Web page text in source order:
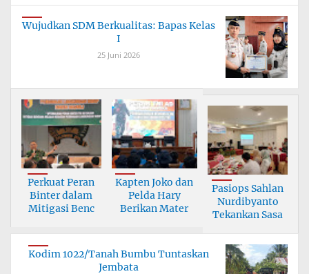
Wujudkan SDM Berkualitas: Bapas Kelas
I
25 Juni 2026
Perkuat Peran
Binter dalam
Mitigasi Benc
Kapten Joko dan
Pelda Hary
Berikan Mater
Pasiops Sahlan
Nurdibyanto
Tekankan Sasa
Kodim 1022/Tanah Bumbu Tuntaskan
Jembata